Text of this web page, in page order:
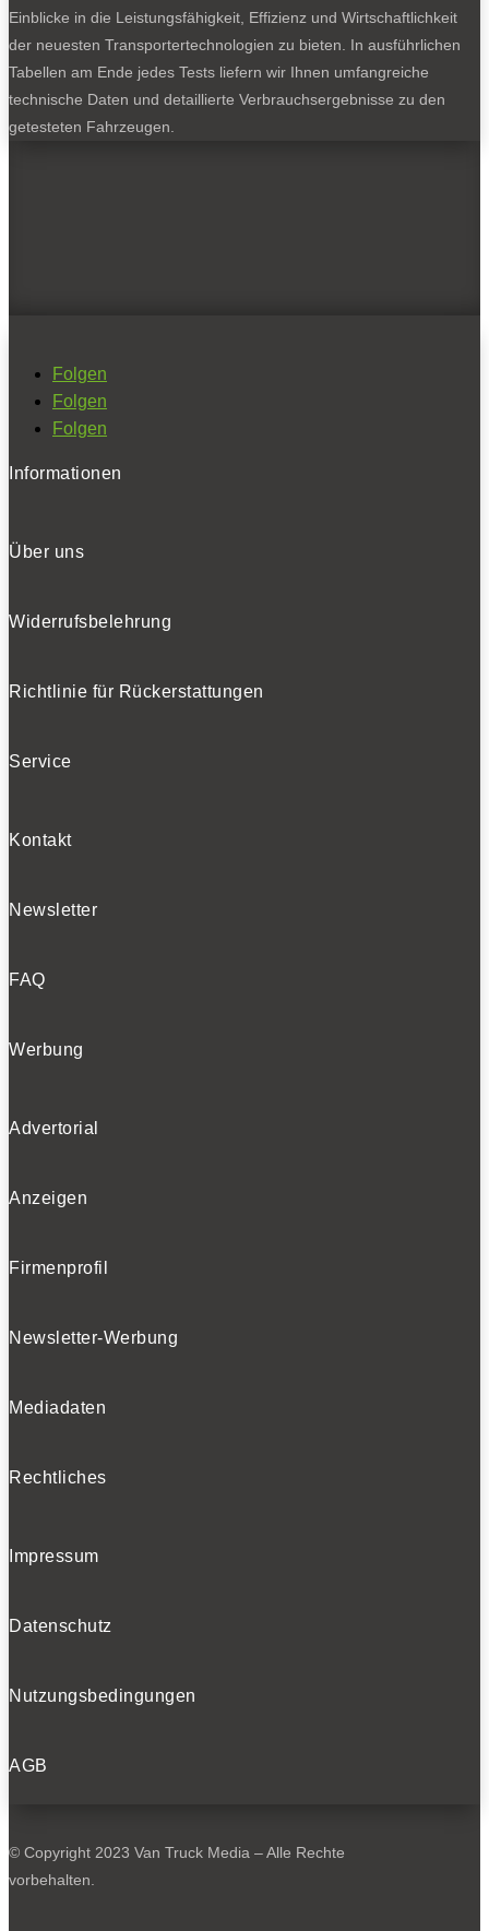
Einblicke in die Leistungsfähigkeit, Effizienz und Wirtschaftlichkeit
der neuesten Transportertechnologien zu bieten. In ausführlichen
Tabellen am Ende jedes Tests liefern wir Ihnen umfangreiche
technische Daten und detaillierte Verbrauchsergebnisse zu den
getesteten Fahrzeugen.
Folgen
Folgen
Folgen
Informationen
Über uns
Widerrufsbelehrung
Richtlinie für Rückerstattungen
Service
Kontakt
Newsletter
FAQ
Werbung
Advertorial
Anzeigen
Firmenprofil
Newsletter-Werbung
Mediadaten
Rechtliches
Impressum
Datenschutz
Nutzungsbedingungen
AGB
© Copyright 2023 Van Truck Media – Alle Rechte
vorbehalten.